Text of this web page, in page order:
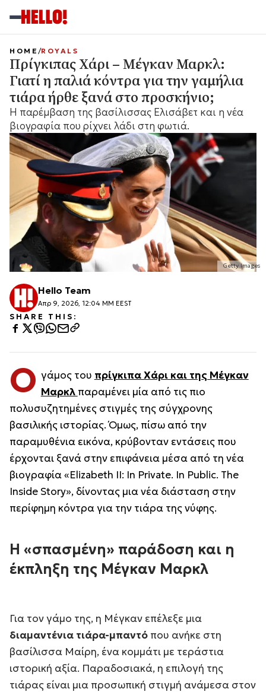
Getty Images
HOME ROYALS
Πρίγκιπας Χάρι – Μέγκαν Μαρκλ:
Γιατί η παλιά κόντρα για την γαμήλια
τιάρα ήρθε ξανά στο προσκήνιο;
Η παρέμβαση της βασίλισσας Ελισάβετ και η νέα
βιογραφία που ρίχνει λάδι στη φωτιά.
Hello Team
Απρ 9, 2026, 12:04 ΜΜ EEST
SHARE THIS:
Ο γάμος του πρίγκιπα Χάρι και της Μέγκαν
Μαρκλ παραμένει μία από τις πιο
πολυσυζητημένες στιγμές της σύγχρονης
βασιλικής ιστορίας. Όμως, πίσω από την
παραμυθένια εικόνα, κρύβονταν εντάσεις που
έρχονται ξανά στην επιφάνεια μέσα από τη νέα
βιογραφία «Elizabeth II: In Private. In Public. The
Inside Story», δίνοντας μια νέα διάσταση στην
περίφημη κόντρα για την τιάρα της νύφης.
Η «σπασμένη» παράδοση και η
έκπληξη της Μέγκαν Μαρκλ
Για τον γάμο της, η Μέγκαν επέλεξε μια
διαμαντένια τιάρα-μπαντό που ανήκε στη
βασίλισσα Μαίρη, ένα κομμάτι με τεράστια
ιστορική αξία. Παραδοσιακά, η επιλογή της
τιάρας είναι μια προσωπική στιγμή ανάμεσα στον